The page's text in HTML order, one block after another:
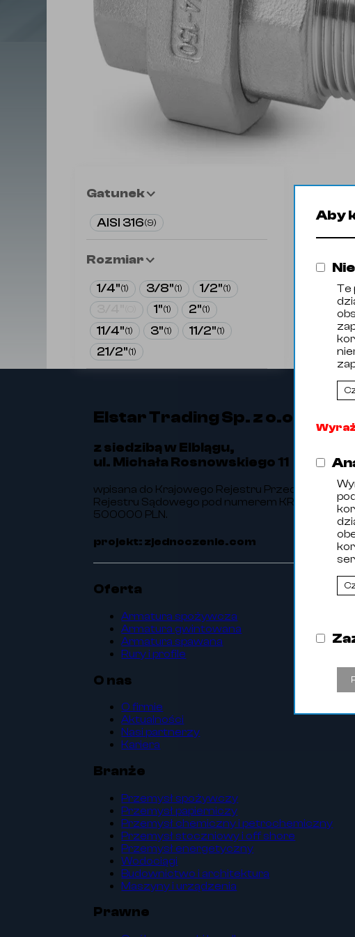
Gatunek
AISI 316(9)
Rozmiar
1/4"(1) 3/8"(1) 1/2"(1)
1"(1) 2"(1)
11/4"(1) 3"(1) 11/2"(1)
21/2"(1)
Elstar Trading Sp. z o.o.
z siedzibą w Elblągu,
ul. Michała Rosnowskiego 11
wpisana do Krajowego Rejestru
Rejestru Sądowego pod numerem KRS
500000 PLN.
projekt: zjednoczenie.com
Oferta
Armatura spożywcza
Armatura gwintowana
Armatura spawana
Rury i profile
O nas
O firmie
Aktualności
Nasi partnerzy
Kariera
Branże
Przemysł spożywczy
Przemysł papierniczy
Przemysł chemiczny i petrochemiczny
Przemysł stoczniowy i off shore
Przemysł energetyczny
Wodociągi
Budownictwo i architektura
Maszyny i urządzenia
Prawne
Aby
Te